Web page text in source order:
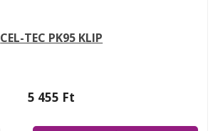
CEL-TEC PK95 KLIP
5 455 Ft